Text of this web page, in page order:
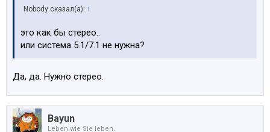
Nobody сказал(а): ↑
это как бы стерео..
или система 5.1/7.1 не нужна?
Да, да. Нужно стерео.
Bayun
Leben wie Sie leben.